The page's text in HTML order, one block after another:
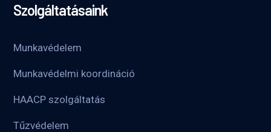
Szolgáltatásaink
Munkavédelem
Munkavédelmi koordináció
HAACP szolgáltatás
Tűzvédelem